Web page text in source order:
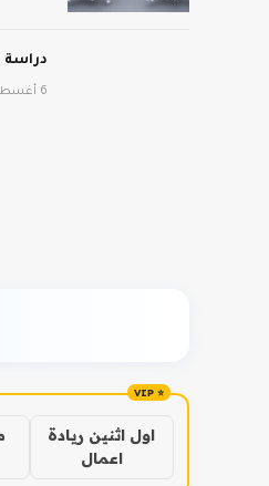
دراسة
6 أغسطس، 2026
اول اثنين ريادة
اعمال